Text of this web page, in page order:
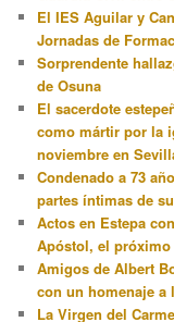
El IES Aguilar y
Jornadas de
Sorprendente
de Osuna
El sacerdote
como mártir por la
noviembre en
Condenado a 73
partes íntimas de
Actos en Estepa
Apóstol, el próximo
Amigos de Albert
con un homenaje a
La Virgen del